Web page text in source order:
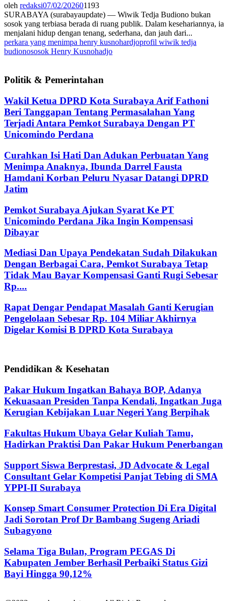
oleh redaksi07/02/202601193
SURABAYA (surabayaupdate) — Wiwik Tedja Budiono bukan
sosok yang terbiasa berada di ruang publik. Dalam kesehariannya, ia
menjalani hidup dengan tenang, sederhana, dan jauh dari...
perkara yang menimpa henry kusnohardjoprofil wiwik tedja
budionososok Henry Kusnohadjo
Politik & Pemerintahan
Wakil Ketua DPRD Kota Surabaya Arif Fathoni
Beri Tanggapan Tentang Permasalahan Yang
Terjadi Antara Pemkot Surabaya Dengan PT
Unicomindo Perdana
Curahkan Isi Hati Dan Adukan Perbuatan Yang
Menimpa Anaknya, Ibunda Darrel Fausta
Hamdani Korban Peluru Nyasar Datangi DPRD
Jatim
Pemkot Surabaya Ajukan Syarat Ke PT
Unicomindo Perdana Jika Ingin Kompensasi
Dibayar
Mediasi Dan Upaya Pendekatan Sudah Dilakukan
Dengan Berbagai Cara, Pemkot Surabaya Tetap
Tidak Mau Bayar Kompensasi Ganti Rugi Sebesar
Rp....
Rapat Dengar Pendapat Masalah Ganti Kerugian
Pengelolaan Sebesar Rp. 104 Miliar Akhirnya
Digelar Komisi B DPRD Kota Surabaya
Pendidikan & Kesehatan
Pakar Hukum Ingatkan Bahaya BOP, Adanya
Kekuasaan Presiden Tanpa Kendali, Ingatkan Juga
Kerugian Kebijakan Luar Negeri Yang Berpihak
Fakultas Hukum Ubaya Gelar Kuliah Tamu,
Hadirkan Praktisi Dan Pakar Hukum Penerbangan
Support Siswa Berprestasi, JD Advocate & Legal
Consultant Gelar Kompetisi Panjat Tebing di SMA
YPPI-II Surabaya
Konsep Smart Consumer Protection Di Era Digital
Jadi Sorotan Prof Dr Bambang Sugeng Ariadi
Subagyono
Selama Tiga Bulan, Program PEGAS Di
Kabupaten Jember Berhasil Perbaiki Status Gizi
Bayi Hingga 90,12%